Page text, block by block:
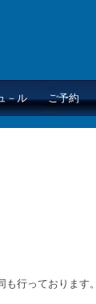
－ル ご予約
行っております。